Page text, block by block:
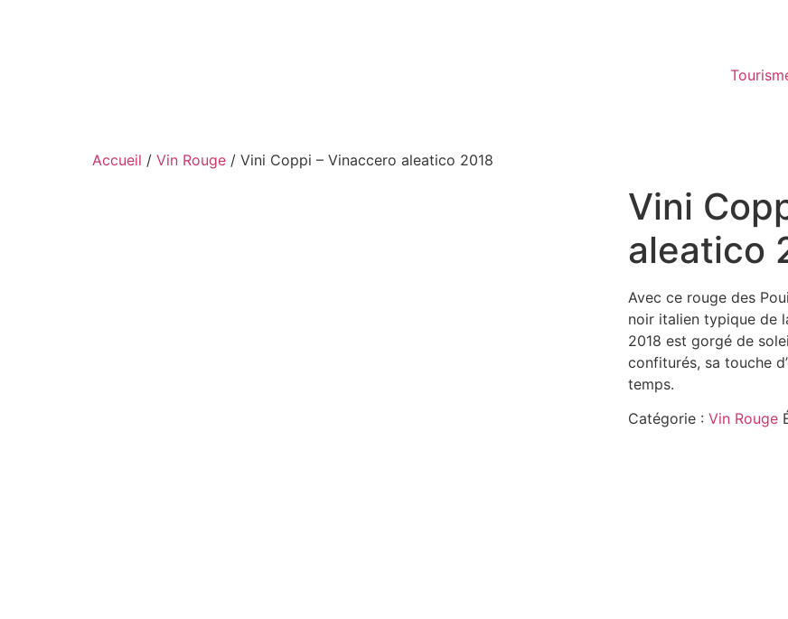
Accueil / Vin Rouge / Vini Coppi – Vinaccero aleatico 2018
Vini
aleatico
Avec ce rouge des
noir italien typique de
2018 est gorgé de
confiturés, sa touche
temps.
Catégorie : Vin Rouge